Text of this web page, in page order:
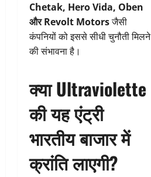
Chetak, Hero Vida, Oben
और Revolt Motorsजैसी
कंपनियों को इससे सीधी चुनौती मिलने
की संभावना है।
क्या Ultraviolette
की यह एंट्री
भारतीय बाजार में
क्रांति लाएगी?